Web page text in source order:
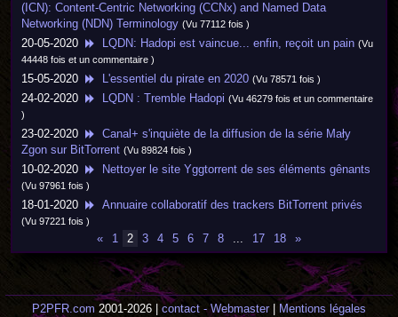
(ICN): Content-Centric Networking (CCNx) and Named Data
Networking (NDN) Terminology (Vu 77112 fois )
20-05-2020 LQDN: Hadopi est vaincue... enfin, reçoit un pain (Vu
44448 fois et un commentaire )
15-05-2020 L'essentiel du pirate en 2020 (Vu 78571 fois )
24-02-2020 LQDN : Tremble Hadopi (Vu 46279 fois et un commentaire
)
23-02-2020
Canal+ s'inquiète de la diffusion de la série Mały
Zgon sur BitTorrent (Vu 89824 fois )
10-02-2020 Nettoyer le site Yggtorrent de ses éléments gênants
(Vu 97961 fois )
18-01-2020 Annuaire collaboratif des trackers BitTorrent privés
(Vu 97221 fois )
« 1 2 3 4 5 6 7 8 ... 17 18 »
P2PFR.com 2001-2026 | contact - Webmaster| Mentions légales